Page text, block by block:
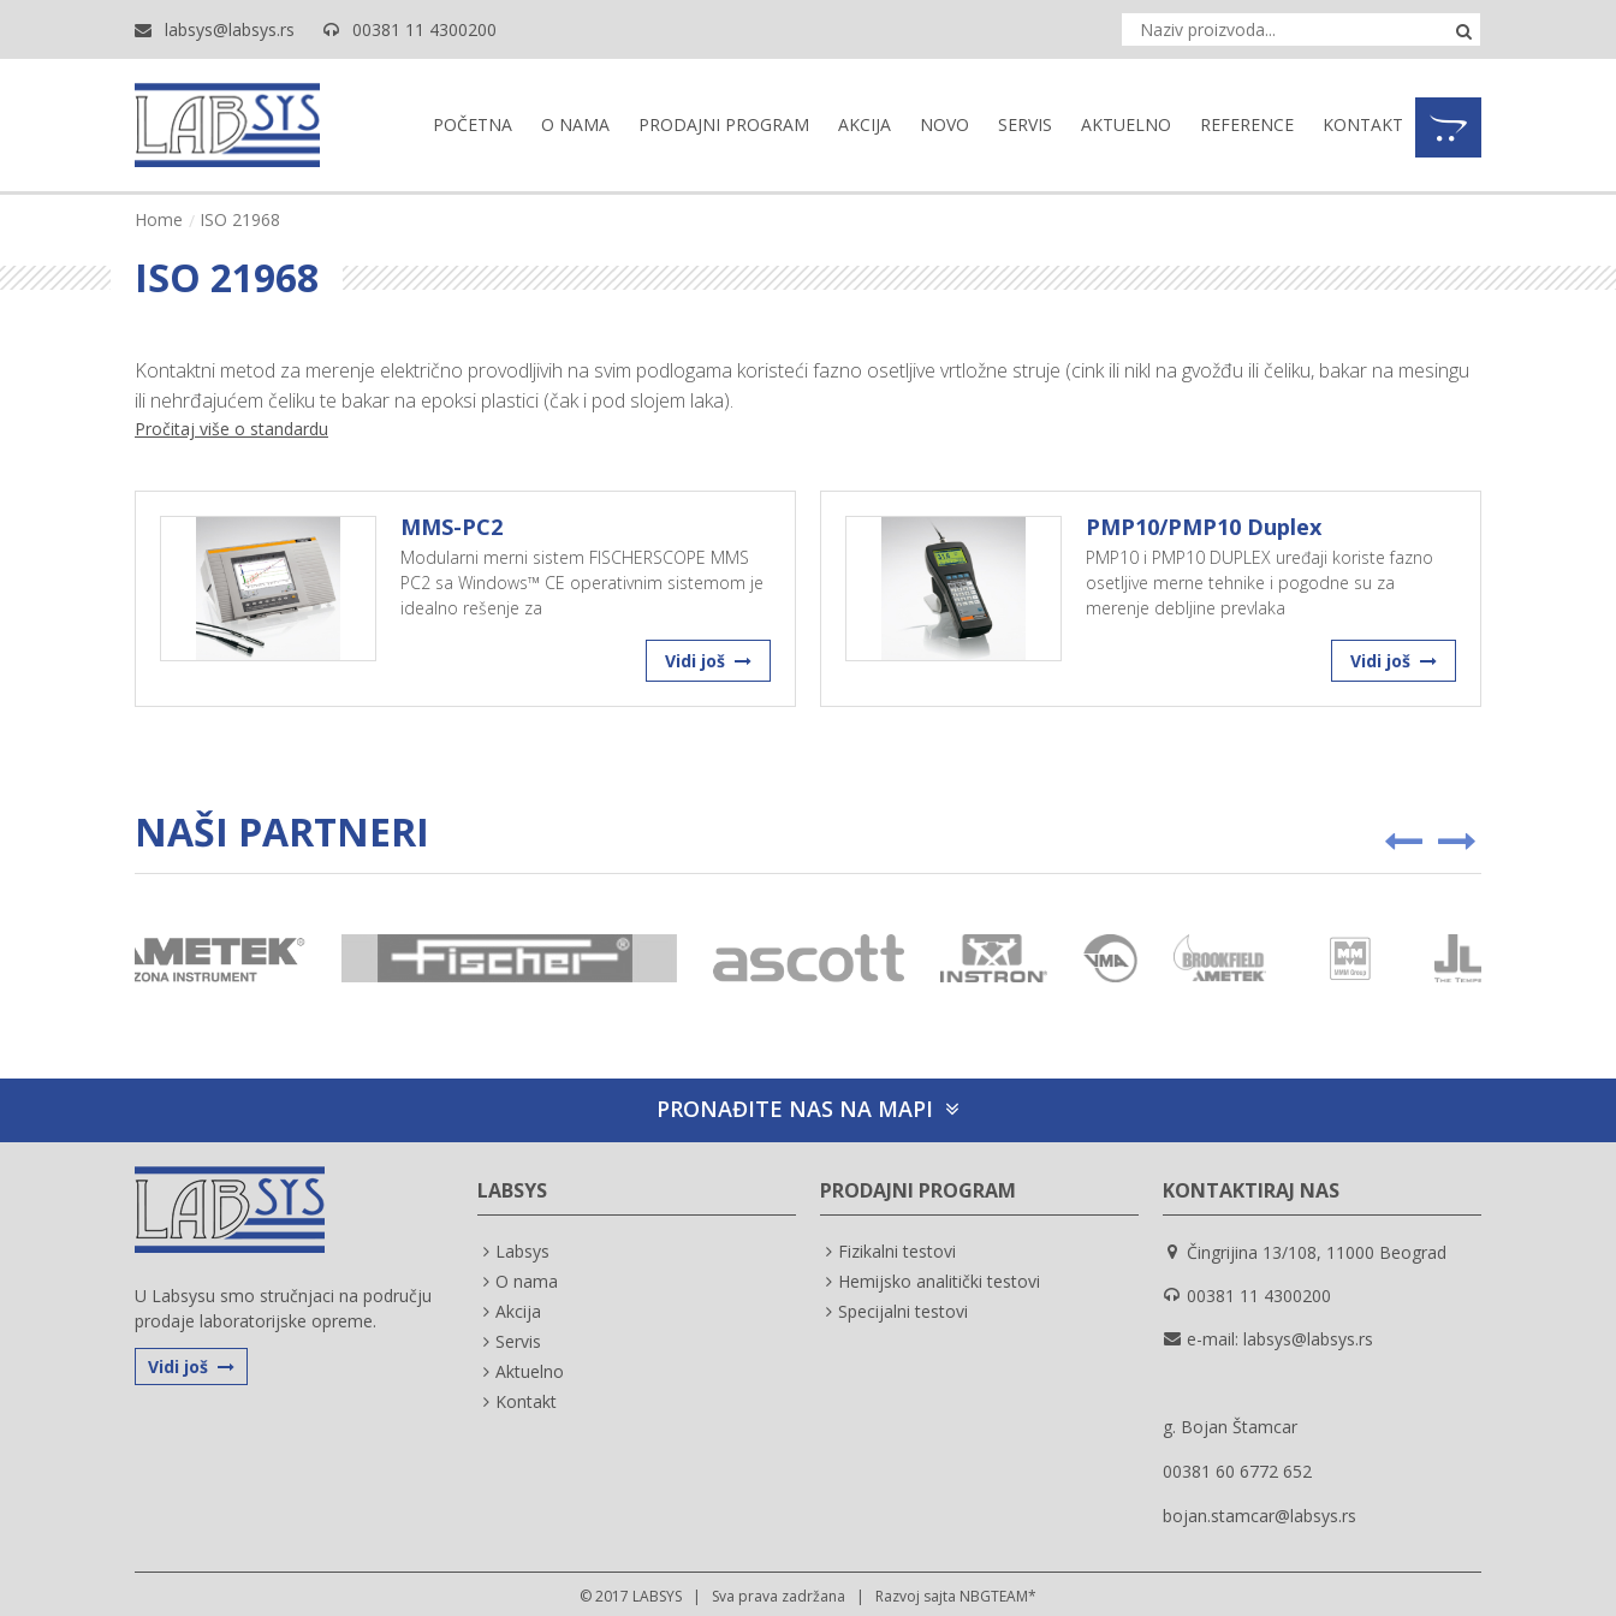
labsys@labsys.rs 00381 11 4300200
POČETNA O NAMA PRODAJNI PROGRAM AKCIJA NOVO SERVIS AKTUELNO REFERENCE KONTAKT
Home ISO 21968
ISO 21968
Kontaktni metod za merenje električno provodljivih na svim podlogama koristeći fazno osetljive vrtložne struje (cink ili nikl na gvožđu ili čeliku, bakar na mesingu
ili nehrđajućem čeliku te bakar na epoksi plastici (čak i pod slojem laka).
Pročitaj više o standardu
MMS-PC2
Modularni merni sistem FISCHERSCOPE MMS
PC2 sa Windows™ CE operativnim sistemom je
idealno rešenje za
Vidi još
PMP10/PMP10 Duplex
PMP10 i PMP10 DUPLEX uređaji koriste fazno
osetljive merne tehnike i pogodne su za
merenje debljine prevlaka
Vidi još
NAŠI PARTNERI
PRONAĐITE NAS NA MAPI
U Labsysu smo stručnjaci na području
prodaje laboratorijske opreme.
Vidi još
LABSYS
Labsys
O nama
Akcija
Servis
Aktuelno
Kontakt
PRODAJNI PROGRAM
Fizikalni testovi
Hemijsko analitički testovi
Specijalni testovi
KONTAKTIRAJ NAS
Čingrijina 13/108, 11000 Beograd
00381 11 4300200
e-mail: labsys@labsys.rs
g. Bojan Štamcar
00381 60 6772 652
bojan.stamcar@labsys.rs
© 2017 LABSYS | Sva prava zadržana | Razvoj sajta NBGTEAM*
DEBLJINE PREMAZA PERMASCOPE